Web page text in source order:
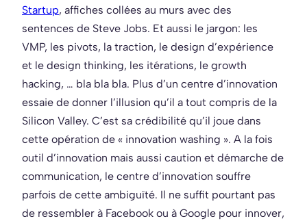
Startup, affiches collées au murs avec des
sentences de Steve Jobs. Et aussi le jargon: les
VMP, les pivots, la traction, le design d’expérience
et le design thinking, les itérations, le growth
hacking, … bla bla bla. Plus d’un centre d’innovation
essaie de donner l’illusion qu’il a tout compris de la
Silicon Valley. C’est sa crédibilité qu’il joue dans
cette opération de « innovation washing ». A la fois
outil d’innovation mais aussi caution et démarche de
communication, le centre d’innovation souffre
parfois de cette ambiguïté. Il ne suffit pourtant pas
de ressembler à Facebook ou à Google pour innover,